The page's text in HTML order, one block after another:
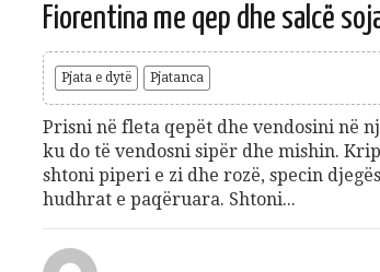
Fiorentina me qep dhe salcë
Pjata e dytë Pjatanca
Prisni në fleta qepët dhe vendosini në
ku do të vendosni sipër dhe mishin.
shtoni piperi e zi dhe rozë, specin
hudhrat e paqëruara. Shtoni...